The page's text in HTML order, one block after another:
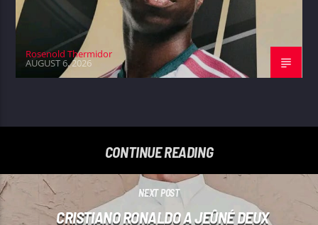
Rosenold Thermidor
AUGUST 6, 2026
CONTINUE READING
NEXT POST
CRISTIANO RONALDO A JEÛNÉ DEUX